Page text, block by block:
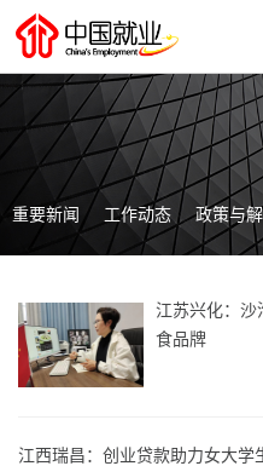
重要新闻 工作动态 政策与
江苏兴化：沙
食品牌
江西瑞昌：创业贷款助力女大学